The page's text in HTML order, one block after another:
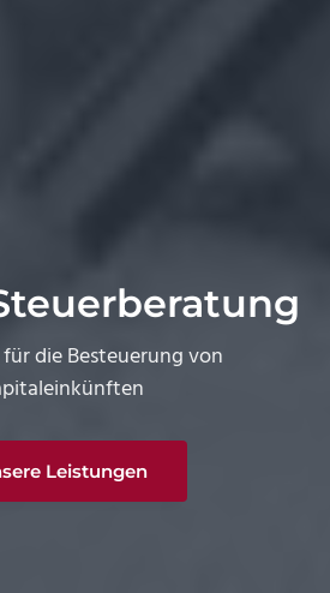
die Besteuerung von
Leistungen